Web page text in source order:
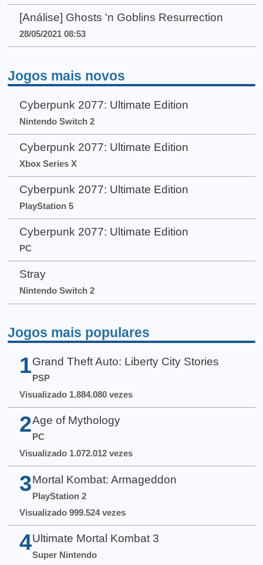
[Análise] Ghosts 'n Goblins Resurrection
28/05/2021 08:53
Jogos mais novos
Cyberpunk 2077: Ultimate Edition
Nintendo Switch 2
Cyberpunk 2077: Ultimate Edition
Xbox Series X
Cyberpunk 2077: Ultimate Edition
PlayStation 5
Cyberpunk 2077: Ultimate Edition
PC
Stray
Nintendo Switch 2
Jogos mais populares
1 Grand Theft Auto: Liberty City Stories
PSP
Visualizado 1.884.080 vezes
2 Age of Mythology
PC
Visualizado 1.072.012 vezes
3 Mortal Kombat: Armageddon
PlayStation 2
Visualizado 999.524 vezes
4 Ultimate Mortal Kombat 3
Super Nintendo